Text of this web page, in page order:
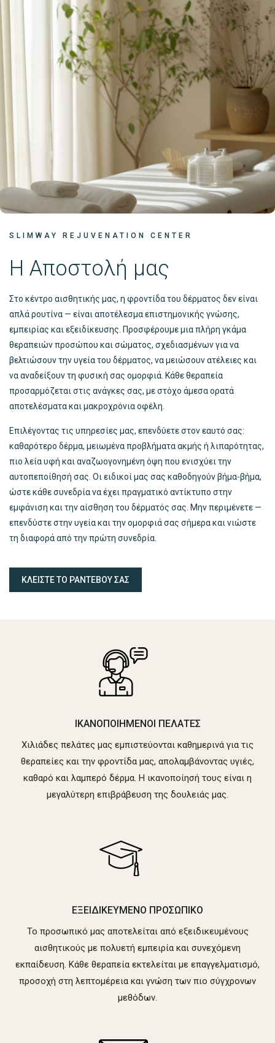
SLIMWAY REJUVENATION CENTER
Η Αποστολή μας
Στο κέντρο αισθητικής μας, η φροντίδα του δέρματος δεν είναι
απλά ρουτίνα — είναι αποτέλεσμα επιστημονικής γνώσης,
εμπειρίας και εξειδίκευσης. Προσφέρουμε μια πλήρη γκάμα
θεραπειών προσώπου και σώματος, σχεδιασμένων για να
βελτιώσουν την υγεία του δέρματος, να μειώσουν ατέλειες και
να αναδείξουν τη φυσική σας ομορφιά. Κάθε θεραπεία
προσαρμόζεται στις ανάγκες σας, με στόχο άμεσα ορατά
αποτελέσματα και μακροχρόνια οφέλη.
Επιλέγοντας τις υπηρεσίες μας, επενδύετε στον εαυτό σας:
καθαρότερο δέρμα, μειωμένα προβλήματα ακμής ή λιπαρότητας,
πιο λεία υφή και αναζωογονημένη όψη που ενισχύει την
αυτοπεποίθησή σας. Οι ειδικοί μας σας καθοδηγούν βήμα-βήμα,
ώστε κάθε συνεδρία να έχει πραγματικό αντίκτυπο στην
εμφάνιση και την αίσθηση του δέρματός σας. Μην περιμένετε —
επενδύστε στην υγεία και την ομορφιά σας σήμερα και νιώστε
τη διαφορά από την πρώτη συνεδρία.
ΚΛΕΙΣΤΕ ΤΟ ΡΑΝΤΕΒΟΥ ΣΑΣ
ΙΚΑΝΟΠΟΙΗΜΕΝΟΙ ΠΕΛΑΤΕΣ
Χιλιάδες πελάτες μας εμπιστεύονται καθημερινά για τις
θεραπείες και την φροντίδα μας, απολαμβάνοντας υγιές,
καθαρό και λαμπερό δέρμα. Η ικανοποίησή τους είναι η
μεγαλύτερη επιβράβευση της δουλειάς μας.
ΕΞΕΙΔΙΚΕΥΜΕΝΟ ΠΡΟΣΩΠΙΚΟ
Το προσωπικό μας αποτελείται από εξειδικευμένους
αισθητικούς με πολυετή εμπειρία και συνεχόμενη
εκπαίδευση. Κάθε θεραπεία εκτελείται με επαγγελματισμό,
προσοχή στη λεπτομέρεια και γνώση των πιο σύγχρονων
μεθόδων.